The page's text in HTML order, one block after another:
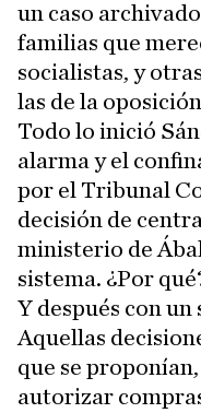
un caso
familias que
socialistas, y
las de la
Todo lo inició
alarma y el
por el Tribunal
decisión de
ministerio de
sistema. ¿Por
Y después con
Aquellas
que se
autorizar